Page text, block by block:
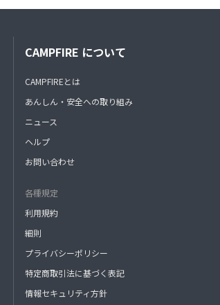
CAMPFIRE について
CAMPFIREとは
あんしん・安全への取り組み
ニュース
ヘルプ
お問い合わせ
各種規定
利用規約
細則
プライバシーポリシー
特定商取引法に基づく表記
情報セキュリティ方針